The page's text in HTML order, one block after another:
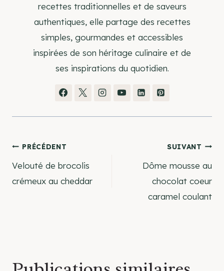
recettes traditionnelles et de saveurs
authentiques, elle partage des recettes
simples, gourmandes et accessibles
inspirées de son héritage culinaire et de
ses inspirations du quotidien.
Navigation
de
PRÉCÉDENT
Velouté de brocolis
crémeux au cheddar
SUIVANT
Dôme mousse au
chocolat coeur
caramel coulant